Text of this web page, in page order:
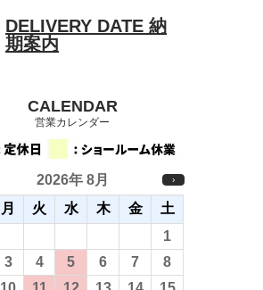
DELIVERY DATE 納
期案内
CALENDAR
営業カレンダー
2026年 8月 ›
月 火 水 木 金
土
1
3 4 5 6 7
8